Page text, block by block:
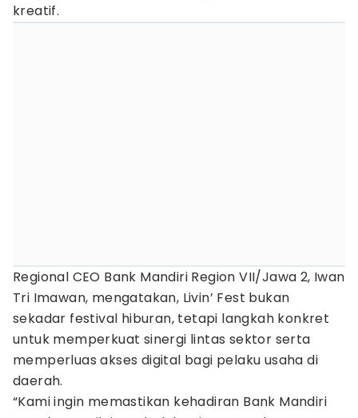
kreatif.
Regional CEO Bank Mandiri Region VII/Jawa 2, Iwan
Tri Imawan, mengatakan, Livin’ Fest bukan
sekadar festival hiburan, tetapi langkah konkret
untuk memperkuat sinergi lintas sektor serta
memperluas akses digital bagi pelaku usaha di
daerah.
“Kami ingin memastikan kehadiran Bank Mandiri